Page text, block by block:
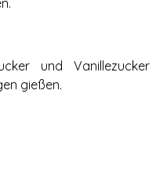
und Vanillezucker
gießen.